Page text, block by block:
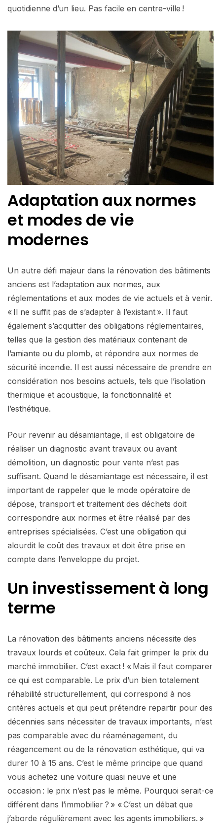
quotidienne d’un lieu. Pas facile en centre-ville !
Adaptation aux normes
et modes de vie
modernes
Un autre défi majeur dans la rénovation des bâtiments
anciens est l’adaptation aux normes, aux
réglementations et aux modes de vie actuels et à venir.
« Il ne suffit pas de s’adapter à l’existant ». Il faut
également s’acquitter des obligations réglementaires,
telles que la gestion des matériaux contenant de
l’amiante ou du plomb, et répondre aux normes de
sécurité incendie. Il est aussi nécessaire de prendre en
considération nos besoins actuels, tels que l’isolation
thermique et acoustique, la fonctionnalité et
l’esthétique.
Pour revenir au désamiantage, il est obligatoire de
réaliser un diagnostic avant travaux ou avant
démolition, un diagnostic pour vente n’est pas
suffisant. Quand le désamiantage est nécessaire, il est
important de rappeler que le mode opératoire de
dépose, transport et traitement des déchets doit
correspondre aux normes et être réalisé par des
entreprises spécialisées. C’est une obligation qui
alourdit le coût des travaux et doit être prise en
compte dans l’enveloppe du projet.
Un investissement à long
terme
La rénovation des bâtiments anciens nécessite des
travaux lourds et coûteux. Cela fait grimper le prix du
marché immobilier. C’est exact ! « Mais il faut comparer
ce qui est comparable. Le prix d’un bien totalement
réhabilité structurellement, qui correspond à nos
critères actuels et qui peut prétendre repartir pour des
décennies sans nécessiter de travaux importants, n’est
pas comparable avec du réaménagement, du
réagencement ou de la rénovation esthétique, qui va
durer 10 à 15 ans. C’est le même principe que quand
vous achetez une voiture quasi neuve et une
occasion : le prix n’est pas le même. Pourquoi serait-ce
différent dans l’immobilier ? » « C’est un débat que
j’aborde régulièrement avec les agents immobiliers. »